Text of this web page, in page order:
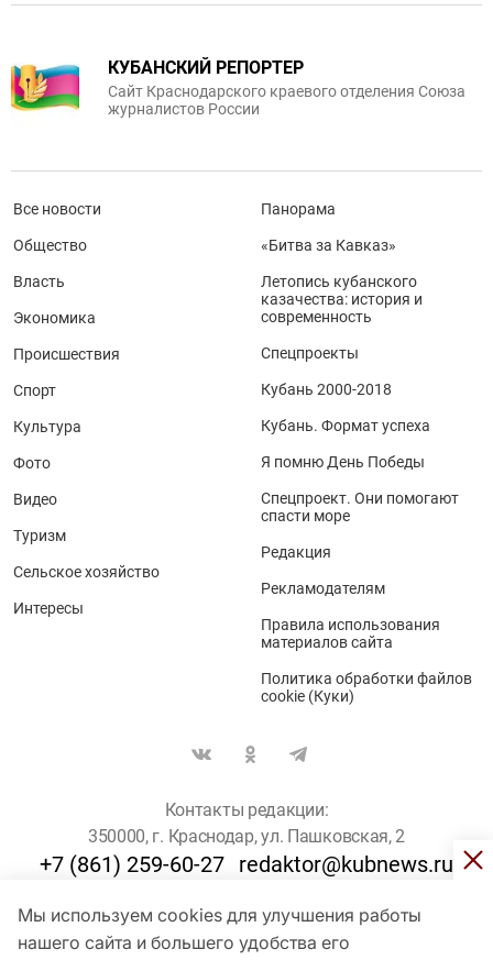
Мы используем cookies для улучшения работы
нашего сайта и большего удобства его
КУБАНСКИЙ РЕПОРТЕР
Сайт Краснодарского краевого отделения Союза
журналистов России
Все новости
Общество
Власть
Экономика
Происшествия
Спорт
Культура
Фото
Видео
Туризм
Сельское хозяйство
Интересы
Панорама
«Битва за Кавказ»
Летопись кубанского
казачества: история и
современность
Спецпроекты
Кубань 2000-2018
Кубань. Формат успеха
Я помню День Победы
Спецпроект. Они помогают
спасти море
Редакция
Рекламодателям
Правила использования
материалов сайта
Политика обработки файлов
cookie (Куки)
Контакты редакции:
350000, г. Краснодар, ул. Пашковская, 2
+7 (861) 259-60-27 redaktor@kubnews.ru
Для пользователей старше 16 лет